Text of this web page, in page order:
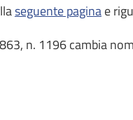
seguente paginae
n. 1196 cambia